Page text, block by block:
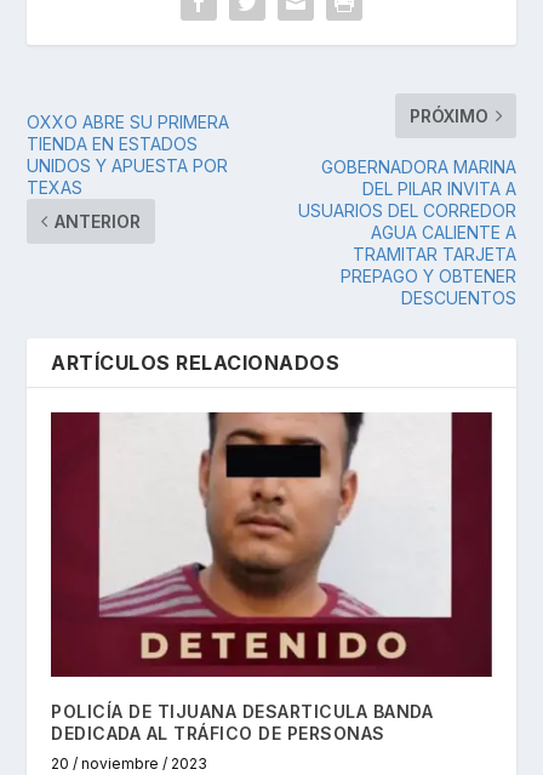
OXXO ABRE SU PRIMERA
TIENDA EN ESTADOS
UNIDOS Y APUESTA POR
TEXAS
ANTERIOR
PRÓXIMO
GOBERNADORA MARINA
DEL PILAR INVITA A
USUARIOS DEL CORREDOR
AGUA CALIENTE A
TRAMITAR TARJETA
PREPAGO Y OBTENER
DESCUENTOS
ARTÍCULOS RELACIONADOS
POLICÍA DE TIJUANA DESARTICULA BANDA
DEDICADA AL TRÁFICO DE PERSONAS
20 / noviembre / 2023